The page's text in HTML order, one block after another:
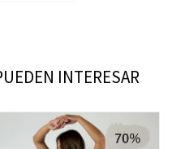
INTERESAR